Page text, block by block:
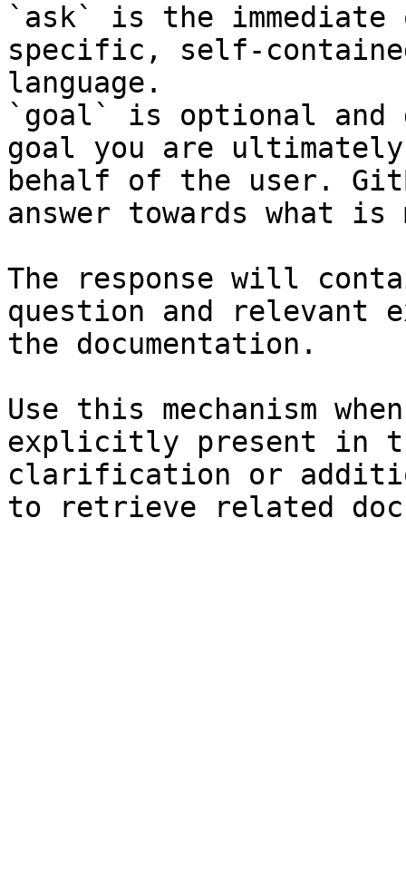
`ask` is the
specific, self-
language.
`goal` is optional and
goal you are
behalf of the user.
answer towards what
The response will
question and relevant
the documentation.
Use this mechanism
explicitly present in
clarification or